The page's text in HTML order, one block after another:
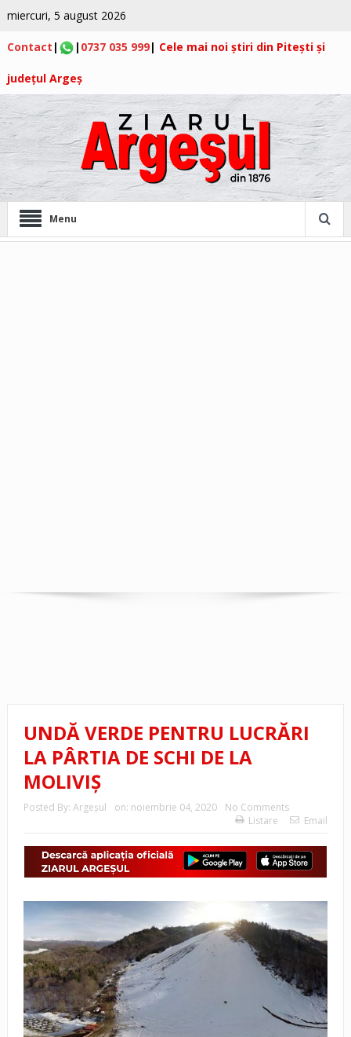
miercuri, 5 august 2026
Contact | | 0737 035 999| Cele mai noi știri din Pitești și
județul Argeș
Menu
UNDĂ VERDE PENTRU LUCRĂRI
LA PÂRTIA DE SCHI DE LA
MOLIVIȘ
Posted By: Argeşul on: noiembrie 04, 2020
No Comments
Listare
Email